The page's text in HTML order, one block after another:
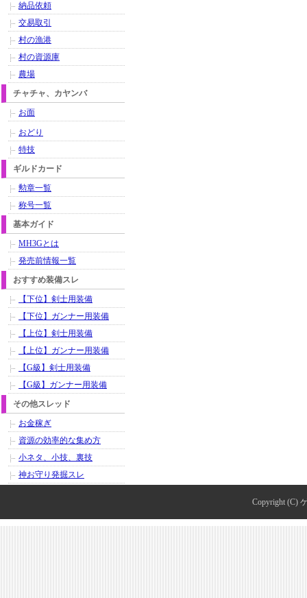
納品依頼
交易取引
村の漁港
村の資源庫
農場
チャチャ、カヤンバ
お面
おどり
特技
ギルドカード
勲章一覧
称号一覧
基本ガイド
MH3Gとは
発売前情報一覧
おすすめ装備スレ
【下位】剣士用装備
【下位】ガンナー用装備
【上位】剣士用装備
【上位】ガンナー用装備
【G級】剣士用装備
【G級】ガンナー用装備
その他スレッド
お金稼ぎ
資源の効率的な集め方
小ネタ、小技、裏技
神お守り発掘スレ
Copyright (C)